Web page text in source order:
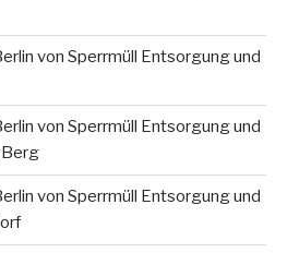
von Sperrmüll Entsorgung und
von Sperrmüll Entsorgung und
Berg
von Sperrmüll Entsorgung und